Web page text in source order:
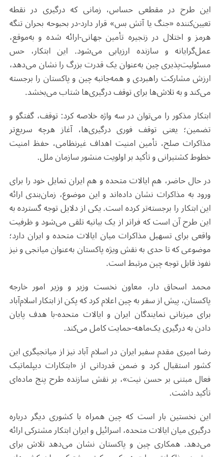
این طرح در مقطعی حساس، زمانی که درگیری در نقطه
تعیین‌کننده «جنگ یا آتش‌ بس» قرار دارد-در بحبوحه بحران تنگه
هرمز و اختلال در زنجیره تأمین جهانی-ارائه شده و به‌موقع،
عمل‌گرایانه و سازنده ارزیابی می‌شود. این ابتکار، حس
مسئولیت‌پذیری چین به‌عنوان یک قدرت بزرگ را نشان می‌دهد،
ارزش مشارکت راهبردی و همه‌جانبه چین و پاکستان را برجسته
می‌کند و به تلاش‌ها برای توقف درگیری‌ها شتاب می‌بخشد.
ابتکار مذکور را می‌توان در سه واژه خلاصه کرد: توقف، گفتگو و
تضمین؛ یعنی توقف فوری درگیری‌ها، آغاز هرچه سریع‌تر
مذاکرات صلح، تأمین امنیت اهداف غیرنظامی، حفظ امنیت
خطوط کشتیرانی و تأکید بر اولویت منشور سازمان ملل.
در حال حاضر، هم ایالات متحده و هم ایران تمایل خود را برای
ورود به مذاکرات نشان داده‌اند و این موضوع، زمان‌بندی ارائه
این ابتکار را برجسته‌تر کرده است. یکی از دلایل توجه گسترده به
این طرح آن است که فراتر از یک بیانیه تلقی می‌شود و ظرفیت
واقعی برای تسهیل مذاکرات میان ایالات متحده و ایران دارد؛
موضوعی که تا حدی به نقش ویژه پاکستان به‌عنوان میانجی و نیز
نفوذ قابل توجه چین مرتبط است.
محمد اسحاق دار، معاون نخست ‌وزیر و وزیر امور خارجه
پاکستان، پیش از سفر به چین اعلام کرد که پکن از ابتکار اسلام‌آباد
برای میزبانی نمایندگان ایران و ایالات متحده-با هدف پایان
دادن به درگیری یک‌ماهه-حمایت کامل می‌کند.
رضا امیری مقدم سفیر ایران در اسلام آباد نیز از میانجیگری این
کشور استقبال کرد و ضمن قدردانی از «ابتکارات دیپلماتیک
فعال مبتنی بر حسن نیت»، بر نقش سازنده طرح پنج ماده‌ای
تأکید داشت.
این نخستین بار است که چین همراه با کشوری دیگر درباره
درگیری میان ایالات متحده، اسرائیل و ایران ابتکار مشترکی ارائه
می‌دهد. همکاری چین و پاکستان نشان می‌دهد تلاش برای